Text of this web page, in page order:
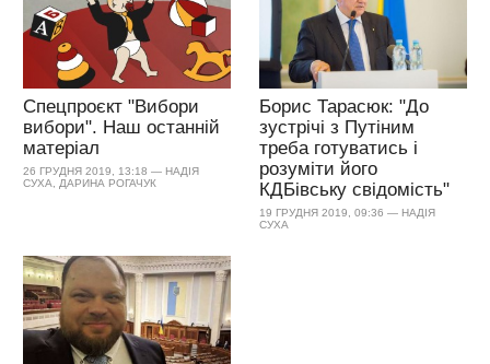
Спецпроєкт "Вибори
вибори". Наш останній
матеріал
26 ГРУДНЯ 2019, 13:18 — НАДІЯ
СУХА, ДАРИНА РОГАЧУК
Борис Тарасюк: "До
зустрічі з Путіним
треба готуватись і
розуміти його
КДБівську свідомість"
19 ГРУДНЯ 2019, 09:36 — НАДІЯ
СУХА